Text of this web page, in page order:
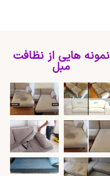
نمونه هایی از نظافت
مبل